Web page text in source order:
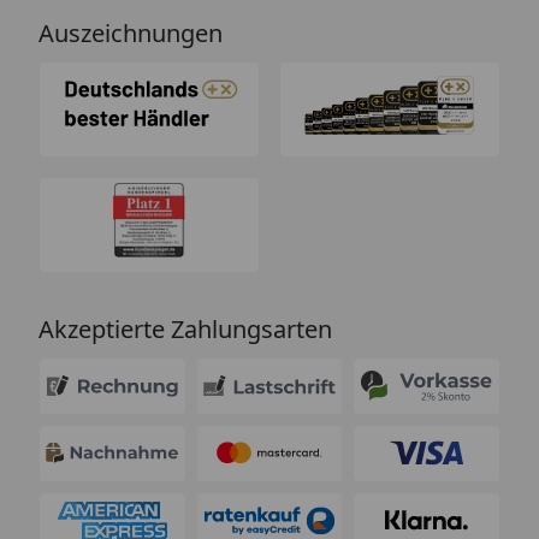
Auszeichnungen
Akzeptierte Zahlungsarten